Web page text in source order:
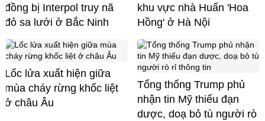
đồng bị Interpol truy nã
đỏ sa lưới ở Bắc Ninh
khu vực nhà Huấn 'Hoa
Hồng' ở Hà Nội
Lốc lửa xuất hiện giữa
mùa cháy rừng khốc liệt
ở châu Âu
Tổng thống Trump phủ
nhận tin Mỹ thiếu đạn
dược, doạ bỏ tù người rò